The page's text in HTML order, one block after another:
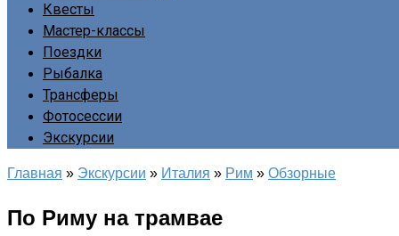
Квесты
Мастер-классы
Поездки
Рыбалка
Трансферы
Фотосессии
Экскурсии
Главная » Экскурсии » Италия » Рим » Обзорные
По Риму на трамвае